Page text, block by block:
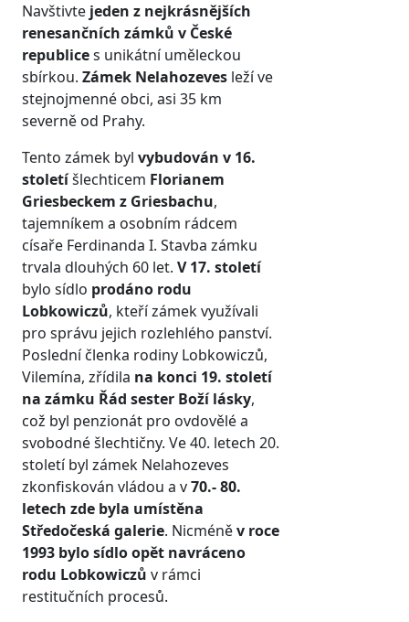
Navštivte jeden z nejkrásnějších
renesančních zámků v České
republices unikátní uměleckou
sbírkou. Zámek Nelahozeves leží ve
stejnojmenné obci, asi 35 km
severně od Prahy.
Tento zámek byl vybudován v 16.
stoletíšlechticem Florianem
Griesbeckem z Griesbachu,
tajemníkem a osobním rádcem
císaře Ferdinanda I. Stavba zámku
trvala dlouhých 60 let. V 17. století
bylo sídlo prodáno rodu
Lobkowiczů, kteří zámek využívali
pro správu jejich rozlehlého panství.
Poslední členka rodiny Lobkowiczů,
Vilemína, zřídila na konci 19. století
na zámku Řád sester Boží lásky,
což byl penzionát pro ovdovělé a
svobodné šlechtičny. Ve 40. letech 20.
století byl zámek Nelahozeves
zkonfiskován vládou a v70.- 80.
letech zde byla umístěna
Středočeská galerie. Nicméněv roce
1993 bylo sídlo opět navráceno
rodu Lobkowiczů v rámci
restitučních procesů.